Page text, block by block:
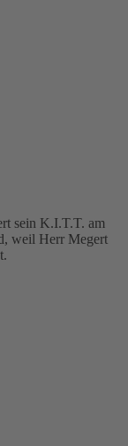
sein K.I.T.T. am
weil Herr Megert